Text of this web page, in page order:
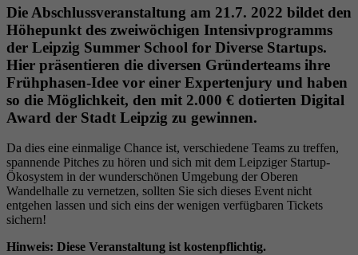
Die Abschlussveranstaltung am 21.7. 2022 bildet den
Höhepunkt des zweiwöchigen Intensivprogramms
der Leipzig Summer School for Diverse Startups.
Hier präsentieren die diversen Gründerteams ihre
Frühphasen-Idee vor einer Expertenjury und haben
so die Möglichkeit, den mit 2.000 € dotierten Digital
Award der Stadt Leipzig zu gewinnen.
Da dies eine einmalige Chance ist, verschiedene Teams zu treffen,
spannende Pitches zu hören und sich mit dem Leipziger Startup-
Ökosystem in der wunderschönen Umgebung der Oberen
Wandelhalle zu vernetzen, sollten Sie sich dieses Event nicht
entgehen lassen und sich eins der wenigen verfügbaren Tickets
sichern!
Hinweis: Diese Veranstaltung ist kostenpflichtig.
erweitern.
Name YSC
Anbieter YouTube (Google)
Zweck
Registriert eine eindeutige ID, um Statistiken
der Videos von YouTube, die der Benutzer
gesehen hat, zu behalten.